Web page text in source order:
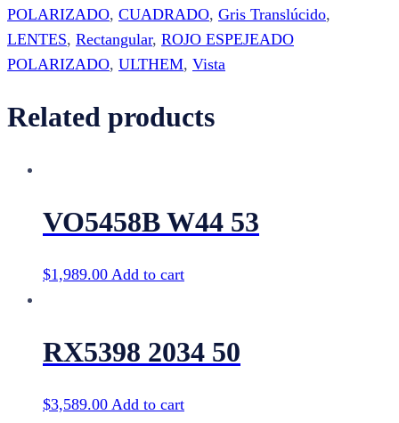
POLARIZADO, CUADRADO, Gris Translúcido,
LENTES, Rectangular, ROJO ESPEJEADO
POLARIZADO, ULTHEM, Vista
Related products
VO5458B W44 53
$1,989.00 Add to cart
RX5398 2034 50
$3,589.00 Add to cart